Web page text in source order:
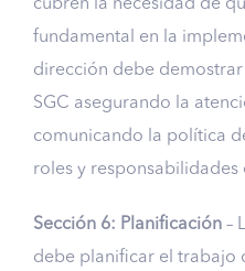
cubren la necesidad de
fundamental en la
dirección debe
SGC asegurando la
comunicando la política
roles y
Sección 6: Planificación –
debe planificar el trabajo